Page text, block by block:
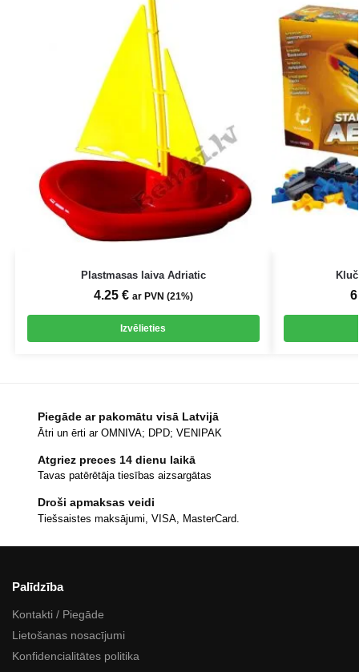
Plastmasas laiva Adriatic
4.25 € ar PVN (21%)
Izvēlieties
Piegāde ar pakomātu visā Latvijā
Ātri un ērti ar OMNIVA; DPD; VENIPAK
Atgriez preces 14 dienu laikā
Tavas patērētāja tiesības aizsargātas
Droši apmaksas veidi
Tiešsaistes maksājumi, VISA, MasterCard.
Palīdzība
Kontakti / Piegāde
Lietošanas nosacījumi
Konfidencialitātes politika